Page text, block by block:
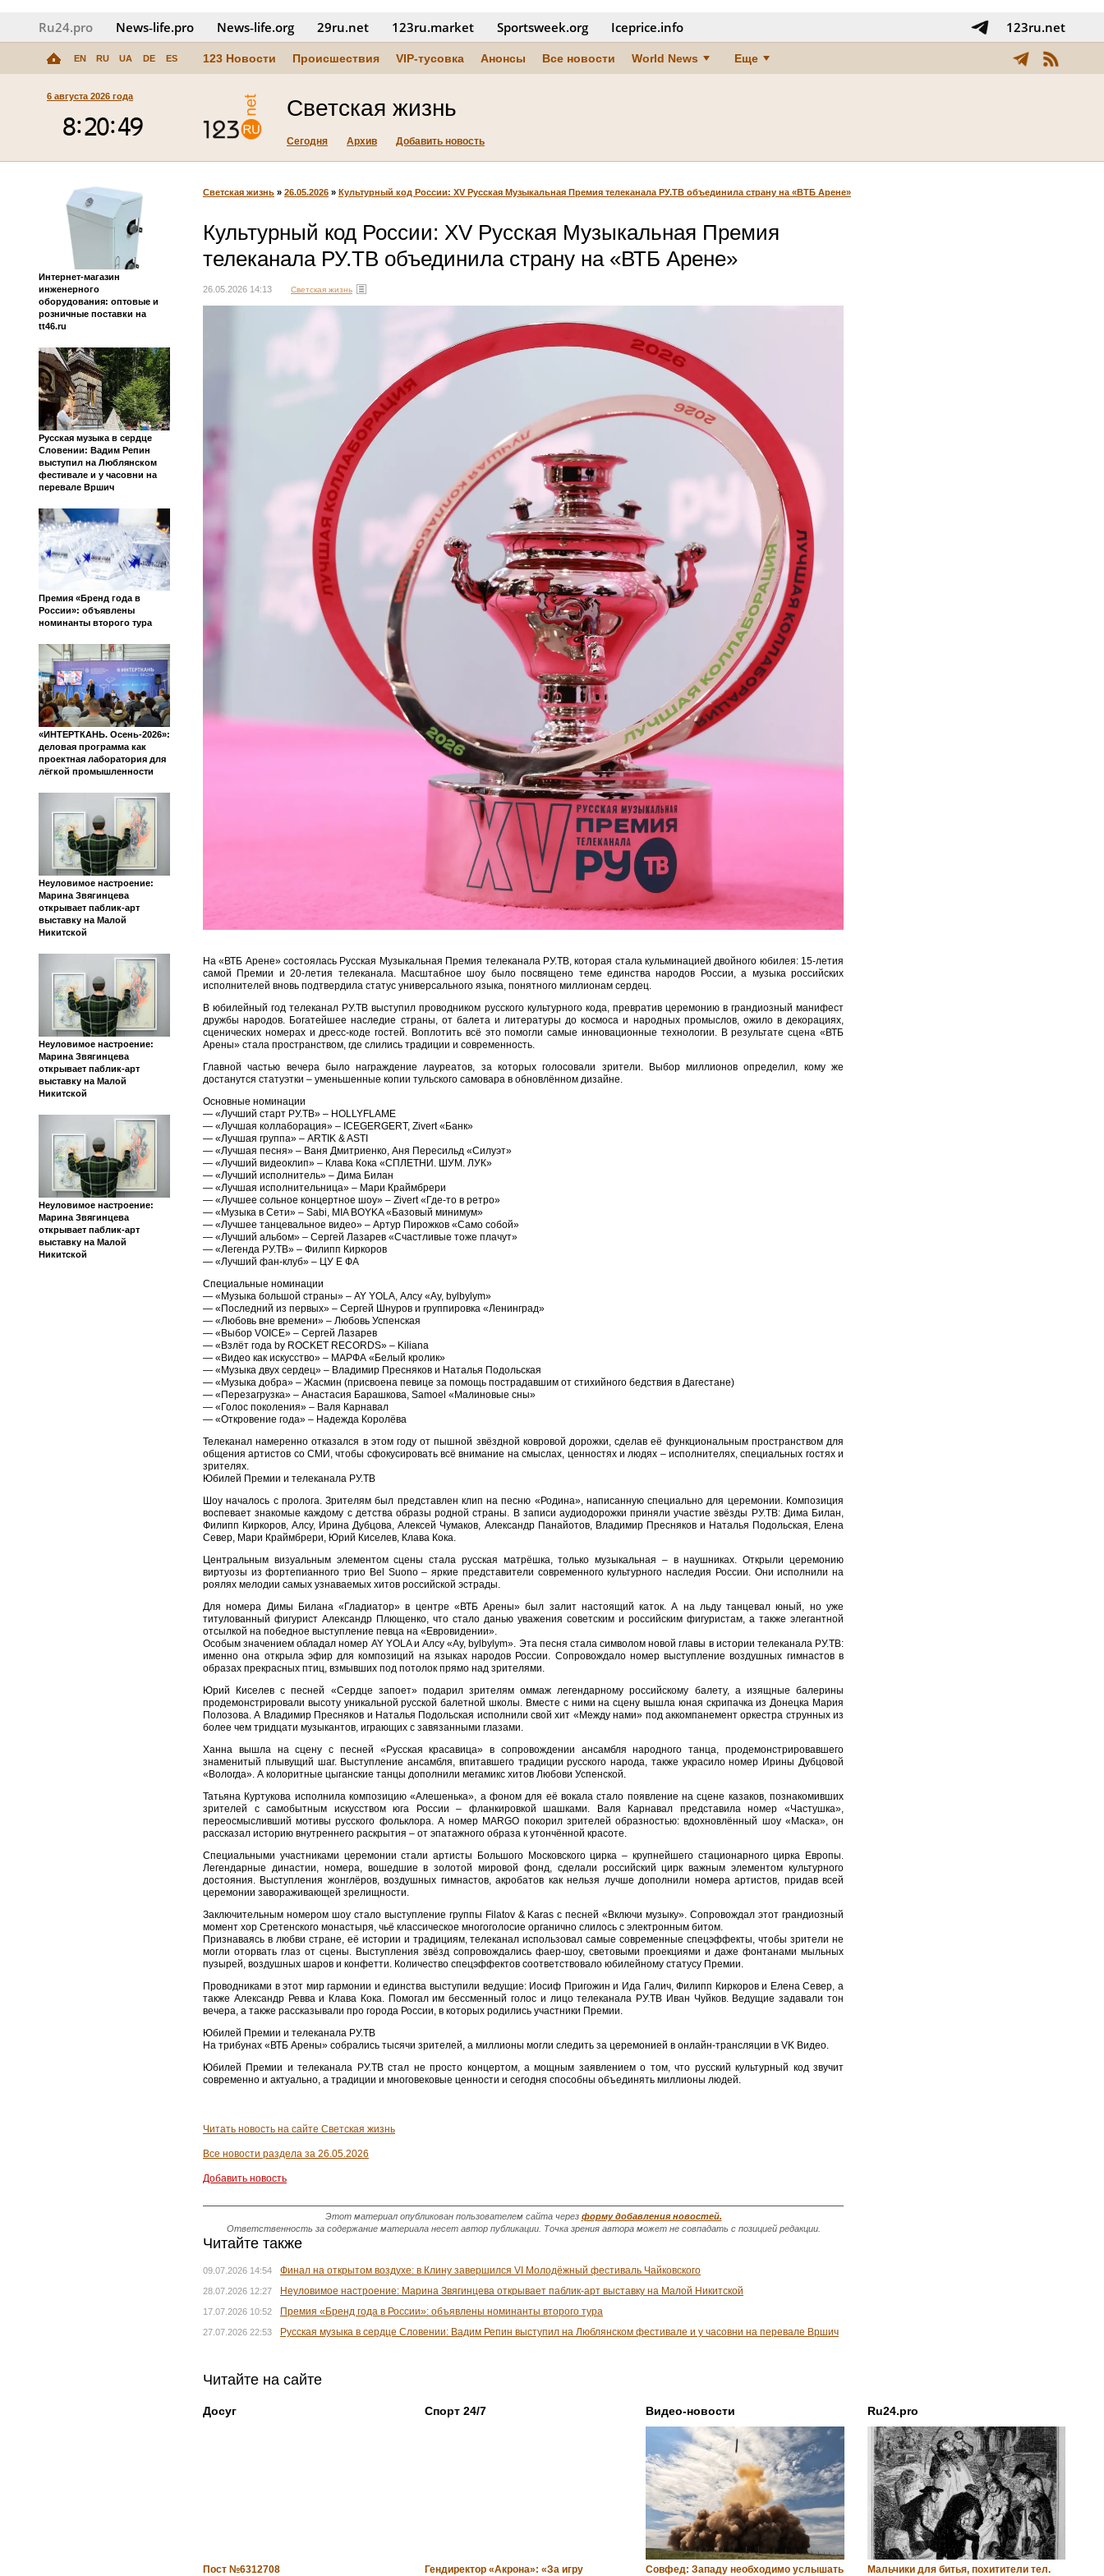
Ru24.pro News‑life.pro News‑life.org 29ru.net 123ru.market Sportsweek.org Iceprice.info 123ru.net
EN RU UA DE ES 123 Новости Происшествия VIP-тусовка Анонсы Все новости World News Еще
6 августа 2026 года Светская жизнь
Сегодня Архив Добавить новость
Интернет-магазин
инженерного
оборудования: оптовые и
розничные поставки на
tt46.ru
Русская музыка в сердце
Словении: Вадим Репин
выступил на Люблянском
фестивале и у часовни на
перевале Вршич
Премия «Бренд года в
России»: объявлены
номинанты второго тура
«ИНТЕРТКАНЬ. Осень-2026»:
деловая программа как
проектная лаборатория для
лёгкой промышленности
Неуловимое настроение:
Марина Звягинцева
открывает паблик-арт
выставку на Малой
Никитской
Неуловимое настроение:
Марина Звягинцева
открывает паблик-арт
выставку на Малой
Никитской
Неуловимое настроение:
Марина Звягинцева
открывает паблик-арт
выставку на Малой
Никитской
Светская жизнь » 26.05.2026 » Культурный код России: XV Русская Музыкальная Премия телеканала РУ.ТВ объединила страну на «ВТБ Арене»
Культурный код России: XV Русская Музыкальная Премия
телеканала РУ.ТВ объединила страну на «ВТБ Арене»
26.05.2026 14:13 Светская жизнь
На «ВТБ Арене» состоялась Русская Музыкальная Премия телеканала РУ.ТВ, которая стала кульминацией двойного юбилея: 15-летия
самой Премии и 20-летия телеканала. Масштабное шоу было посвящено теме единства народов России, а музыка российских
исполнителей вновь подтвердила статус универсального языка, понятного миллионам сердец.
В юбилейный год телеканал РУ.ТВ выступил проводником русского культурного кода, превратив церемонию в грандиозный манифест
дружбы народов. Богатейшее наследие страны, от балета и литературы до космоса и народных промыслов, ожило в декорациях,
сценических номерах и дресс-коде гостей. Воплотить всё это помогли самые инновационные технологии. В результате сцена «ВТБ
Арены» стала пространством, где слились традиции и современность.
Главной частью вечера было награждение лауреатов, за которых голосовали зрители. Выбор миллионов определил, кому же
достанутся статуэтки – уменьшенные копии тульского самовара в обновлённом дизайне.
Основные номинации
— «Лучший старт РУ.ТВ» – HOLLYFLAME
— «Лучшая коллаборация» – ICEGERGERT, Zivert «Банк»
— «Лучшая группа» – ARTIK & ASTI
— «Лучшая песня» – Ваня Дмитриенко, Аня Пересильд «Силуэт»
— «Лучший видеоклип» – Клава Кока «СПЛЕТНИ. ШУМ. ЛУК»
— «Лучший исполнитель» – Дима Билан
— «Лучшая исполнительница» – Мари Краймбрери
— «Лучшее сольное концертное шоу» – Zivert «Где-то в ретро»
— «Музыка в Сети» – Sabi, MIA BOYKA «Базовый минимум»
— «Лучшее танцевальное видео» – Артур Пирожков «Само собой»
— «Лучший альбом» – Сергей Лазарев «Счастливые тоже плачут»
— «Легенда РУ.ТВ» – Филипп Киркоров
— «Лучший фан-клуб» – ЦУ Е ФА
Специальные номинации
— «Музыка большой страны» – AY YOLA, Алсу «Ay, bylbylym»
— «Последний из первых» – Сергей Шнуров и группировка «Ленинград»
— «Любовь вне времени» – Любовь Успенская
— «Выбор VOICE» – Сергей Лазарев
— «Взлёт года by ROCKET RECORDS» – Kiliana
— «Видео как искусство» – МАРФА «Белый кролик»
— «Музыка двух сердец» – Владимир Пресняков и Наталья Подольская
— «Музыка добра» – Жасмин (присвоена певице за помощь пострадавшим от стихийного бедствия в Дагестане)
— «Перезагрузка» – Анастасия Барашкова, Samoel «Малиновые сны»
— «Голос поколения» – Валя Карнавал
— «Откровение года» – Надежда Королёва
Телеканал намеренно отказался в этом году от пышной звёздной ковровой дорожки, сделав её функциональным пространством для
общения артистов со СМИ, чтобы сфокусировать всё внимание на смыслах, ценностях и людях – исполнителях, специальных гостях и
зрителях.
Юбилей Премии и телеканала РУ.ТВ
Шоу началось с пролога. Зрителям был представлен клип на песню «Родина», написанную специально для церемонии. Композиция
воспевает знакомые каждому с детства образы родной страны. В записи аудиодорожки приняли участие звёзды РУ.ТВ: Дима Билан,
Филипп Киркоров, Алсу, Ирина Дубцова, Алексей Чумаков, Александр Панайотов, Владимир Пресняков и Наталья Подольская, Елена
Север, Мари Краймбрери, Юрий Киселев, Клава Кока.
Центральным визуальным элементом сцены стала русская матрёшка, только музыкальная – в наушниках. Открыли церемонию
виртуозы из фортепианного трио Bel Suono – яркие представители современного культурного наследия России. Они исполнили на
роялях мелодии самых узнаваемых хитов российской эстрады.
Для номера Димы Билана «Гладиатор» в центре «ВТБ Арены» был залит настоящий каток. А на льду танцевал юный, но уже
титулованный фигурист Александр Плющенко, что стало данью уважения советским и российским фигуристам, а также элегантной
отсылкой на победное выступление певца на «Евровидении».
Особым значением обладал номер AY YOLA и Алсу «Ay, bylbylym». Эта песня стала символом новой главы в истории телеканала РУ.ТВ:
именно она открыла эфир для композиций на языках народов России. Сопровождало номер выступление воздушных гимнастов в
образах прекрасных птиц, взмывших под потолок прямо над зрителями.
Юрий Киселев с песней «Сердце запоет» подарил зрителям оммаж легендарному российскому балету, а изящные балерины
продемонстрировали высоту уникальной русской балетной школы. Вместе с ними на сцену вышла юная скрипачка из Донецка Мария
Полозова. А Владимир Пресняков и Наталья Подольская исполнили свой хит «Между нами» под аккомпанемент оркестра струнных из
более чем тридцати музыкантов, играющих с завязанными глазами.
Ханна вышла на сцену с песней «Русская красавица» в сопровождении ансамбля народного танца, продемонстрировавшего
знаменитый плывущий шаг. Выступление ансамбля, впитавшего традиции русского народа, также украсило номер Ирины Дубцовой
«Вологда». А колоритные цыганские танцы дополнили мегамикс хитов Любови Успенской.
Татьяна Куртукова исполнила композицию «Алешенька», а фоном для её вокала стало появление на сцене казаков, познакомивших
зрителей с самобытным искусством юга России – фланкировкой шашками. Валя Карнавал представила номер «Частушка»,
переосмысливший мотивы русского фольклора. А номер MARGO покорил зрителей образностью: вдохновлённый шоу «Маска», он
рассказал историю внутреннего раскрытия – от эпатажного образа к утончённой красоте.
Специальными участниками церемонии стали артисты Большого Московского цирка – крупнейшего стационарного цирка Европы.
Легендарные династии, номера, вошедшие в золотой мировой фонд, сделали российский цирк важным элементом культурного
достояния. Выступления жонглёров, воздушных гимнастов, акробатов как нельзя лучше дополнили номера артистов, придав всей
церемонии завораживающей зрелищности.
Заключительным номером шоу стало выступление группы Filatov & Karas с песней «Включи музыку». Сопровождал этот грандиозный
момент хор Сретенского монастыря, чьё классическое многоголосие органично слилось с электронным битом.
Признаваясь в любви стране, её истории и традициям, телеканал использовал самые современные спецэффекты, чтобы зрители не
могли оторвать глаз от сцены. Выступления звёзд сопровождались фаер-шоу, световыми проекциями и даже фонтанами мыльных
пузырей, воздушных шаров и конфетти. Количество спецэффектов соответствовало юбилейному статусу Премии.
Проводниками в этот мир гармонии и единства выступили ведущие: Иосиф Пригожин и Ида Галич, Филипп Киркоров и Елена Север, а
также Александр Ревва и Клава Кока. Помогал им бессменный голос и лицо телеканала РУ.ТВ Иван Чуйков. Ведущие задавали тон
вечера, а также рассказывали про города России, в которых родились участники Премии.
Юбилей Премии и телеканала РУ.ТВ
На трибунах «ВТБ Арены» собрались тысячи зрителей, а миллионы могли следить за церемонией в онлайн-трансляции в VK Видео.
Юбилей Премии и телеканала РУ.ТВ стал не просто концертом, а мощным заявлением о том, что русский культурный код звучит
современно и актуально, а традиции и многовековые ценности и сегодня способны объединять миллионы людей.
Читать новость на сайте Светская жизнь
Все новости раздела за 26.05.2026
Добавить новость
Этот материал опубликован пользователем сайта через форму добавления новостей.
Ответственность за содержание материала несет автор публикации. Точка зрения автора может не совпадать с позицией редакции.
Читайте также
09.07.2026 14:54 Финал на открытом воздухе: в Клину завершился VI Молодёжный фестиваль Чайковского
28.07.2026 12:27 Неуловимое настроение: Марина Звягинцева открывает паблик-арт выставку на Малой Никитской
17.07.2026 10:52 Премия «Бренд года в России»: объявлены номинанты второго тура
27.07.2026 22:53 Русская музыка в сердце Словении: Вадим Репин выступил на Люблянском фестивале и у часовни на перевале Вршич
Читайте на сайте
Досуг
Пост №6312708
Спорт 24/7
Гендиректор «Акрона»: «За игру
Видео-новости
Совфед: Западу необходимо услышать
Ru24.pro
Мальчики для битья, похитители тел.